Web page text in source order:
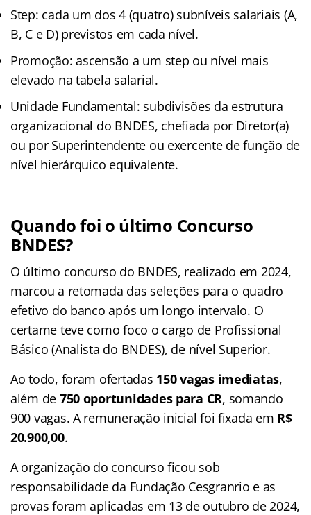
Step: cada um dos 4 (quatro) subníveis salariais (A,
B, C e D) previstos em cada nível.
Promoção: ascensão a um step ou nível mais
elevado na tabela salarial.
Unidade Fundamental: subdivisões da estrutura
organizacional do BNDES, chefiada por Diretor(a)
ou por Superintendente ou exercente de função de
nível hierárquico equivalente.
Quando foi o último Concurso
BNDES?
O último concurso do BNDES, realizado em 2024,
marcou a retomada das seleções para o quadro
efetivo do banco após um longo intervalo. O
certame teve como foco o cargo de Profissional
Básico (Analista do BNDES), de nível Superior.
Ao todo, foram ofertadas 150 vagas imediatas,
além de 750 oportunidades para CR, somando
900 vagas. A remuneração inicial foi fixada em R$
20.900,00.
A organização do concurso ficou sob
responsabilidade da Fundação Cesgranrio e as
provas foram aplicadas em 13 de outubro de 2024,